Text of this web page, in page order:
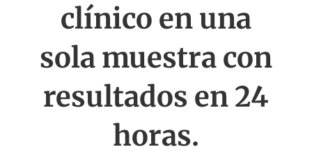
clínico en una
sola muestra con
resultados en 24
horas.